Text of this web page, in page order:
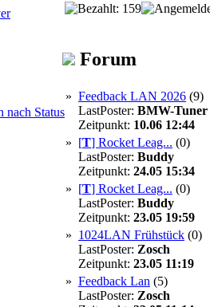
Forum
» Feedback LAN 2026 (9)
LastPoster: BMW-Tuner
Zeitpunkt: 10.06 12:44
» [T] Rocket Leag... (0)
LastPoster: Buddy
Zeitpunkt: 24.05 15:34
» [T] Rocket Leag... (0)
LastPoster: Buddy
Zeitpunkt: 23.05 19:59
» 1024LAN Frühstück (0)
LastPoster: Zosch
Zeitpunkt: 23.05 11:19
» Feedback Lan (5)
LastPoster: Zosch